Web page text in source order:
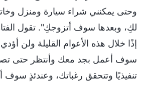
وحتى يمكنني شراء سيارة ومنزل
لكِ، وبعدها سوف أتزوجكِ". تقول
إذًا خلال هذه الأعوام القليلة ولن أؤدي
سوف أعمل بجد معك وأنتظر حتى
تنفيذيًا وتتحقق رغباتك، وعندئذٍ